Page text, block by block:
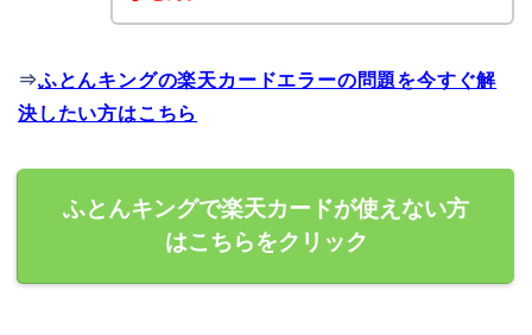
⇒ふとんキングの楽天カードエラーの問題を今すぐ解
決したい方はこちら
ふとんキングで楽天カードが使えない方
はこちらをクリック